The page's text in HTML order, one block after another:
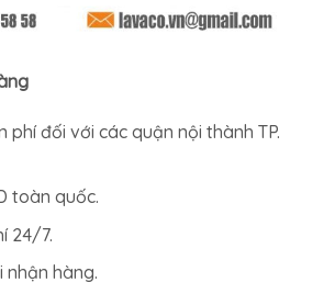
phí đối với các quận nội thành TP.
toàn quốc.
24/7.
nhận hàng.